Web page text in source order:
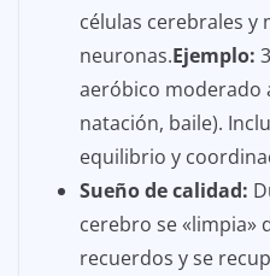
células cerebrales y
neuronas.Ejemplo:
aeróbico moderado
natación, baile).
equilibrio y
Sueño de calidad:
cerebro se «limpia»
recuerdos y se